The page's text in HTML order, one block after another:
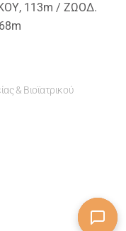
113m / ΖΩΟΔ.
& Βιοϊατρικού